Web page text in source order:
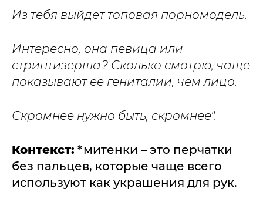
Из тебя выйдет топовая порномодель.
Интересно, она певица или
стриптизерша? Сколько смотрю, чаще
показывают ее гениталии, чем лицо.
Скромнее нужно быть, скромнее".
Контекст: *митенки – это перчатки
без пальцев, которые чаще всего
используют как украшения для рук.